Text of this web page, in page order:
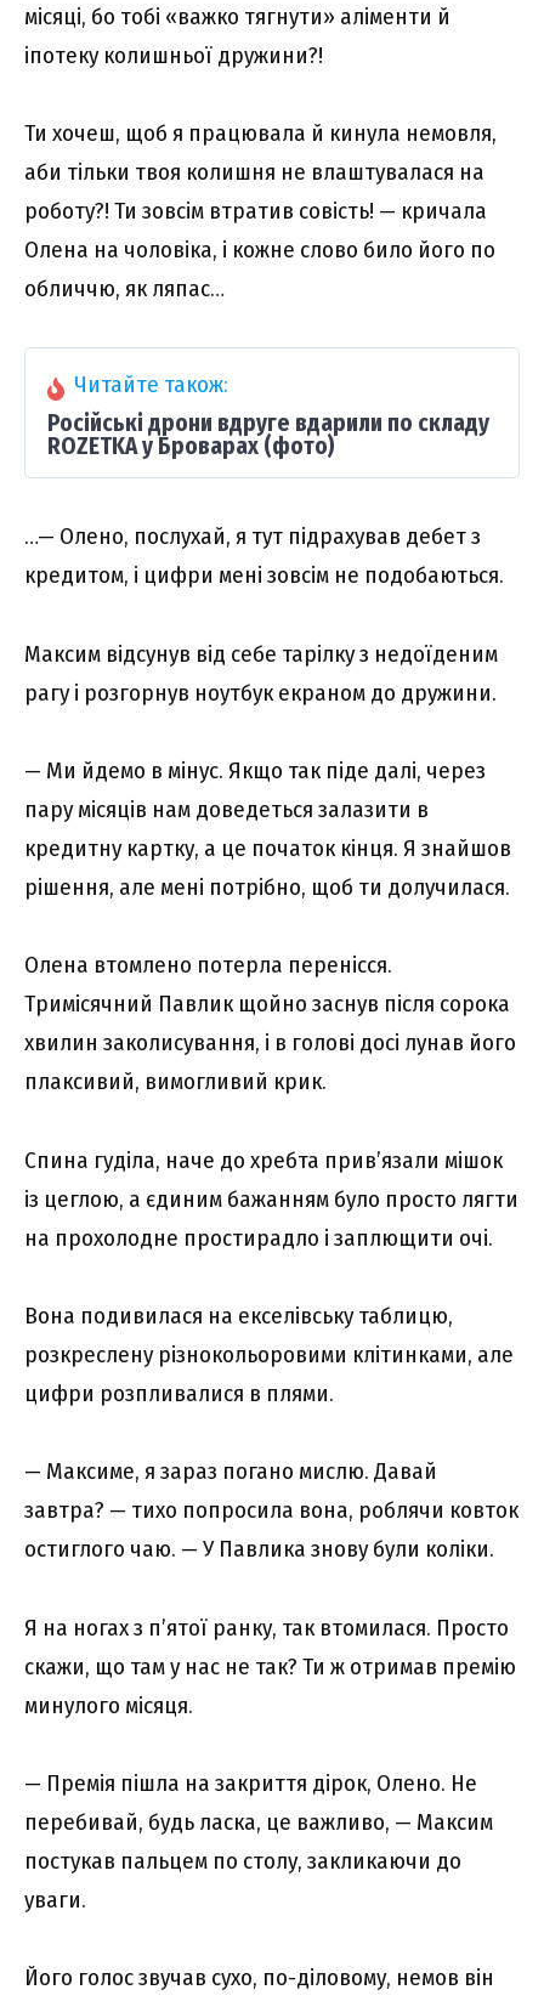
місяці, бо тобі «важко тягнути» аліменти й
іпотеку колишньої дружини?!
Ти хочеш, щоб я працювала й кинула немовля,
аби тільки твоя колишня не влаштувалася на
роботу?! Ти зовсім втратив совість! — кричала
Олена на чоловіка, і кожне слово било його по
обличчю, як ляпас…
Читайте також:
Російські дрони вдруге вдарили по складу
ROZETKA у Броварах (фото)
…— Олено, послухай, я тут підрахував дебет з
кредитом, і цифри мені зовсім не подобаються.
Максим відсунув від себе тарілку з недоїденим
рагу і розгорнув ноутбук екраном до дружини.
— Ми йдемо в мінус. Якщо так піде далі, через
пару місяців нам доведеться залазити в
кредитну картку, а це початок кінця. Я знайшов
рішення, але мені потрібно, щоб ти долучилася.
Олена втомлено потерла перенісся.
Тримісячний Павлик щойно заснув після сорока
хвилин заколисування, і в голові досі лунав його
плаксивий, вимогливий крик.
Спина гуділа, наче до хребта прив’язали мішок
із цеглою, а єдиним бажанням було просто лягти
на прохолодне простирадло і заплющити очі.
Вона подивилася на екселівську таблицю,
розкреслену різнокольоровими клітинками, але
цифри розпливалися в плями.
— Максиме, я зараз погано мислю. Давай
завтра? — тихо попросила вона, роблячи ковток
остиглого чаю. — У Павлика знову були коліки.
Я на ногах з п’ятої ранку, так втомилася. Просто
скажи, що там у нас не так? Ти ж отримав премію
минулого місяця.
— Премія пішла на закриття дірок, Олено. Не
перебивай, будь ласка, це важливо, — Максим
постукав пальцем по столу, закликаючи до
уваги.
Його голос звучав сухо, по-діловому, немов він